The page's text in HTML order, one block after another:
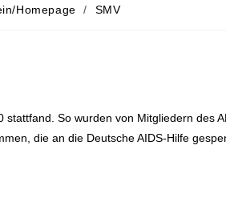
Homepage / SMV
So wurden von Mitgliedern des
die an die Deutsche AIDS-Hilfe